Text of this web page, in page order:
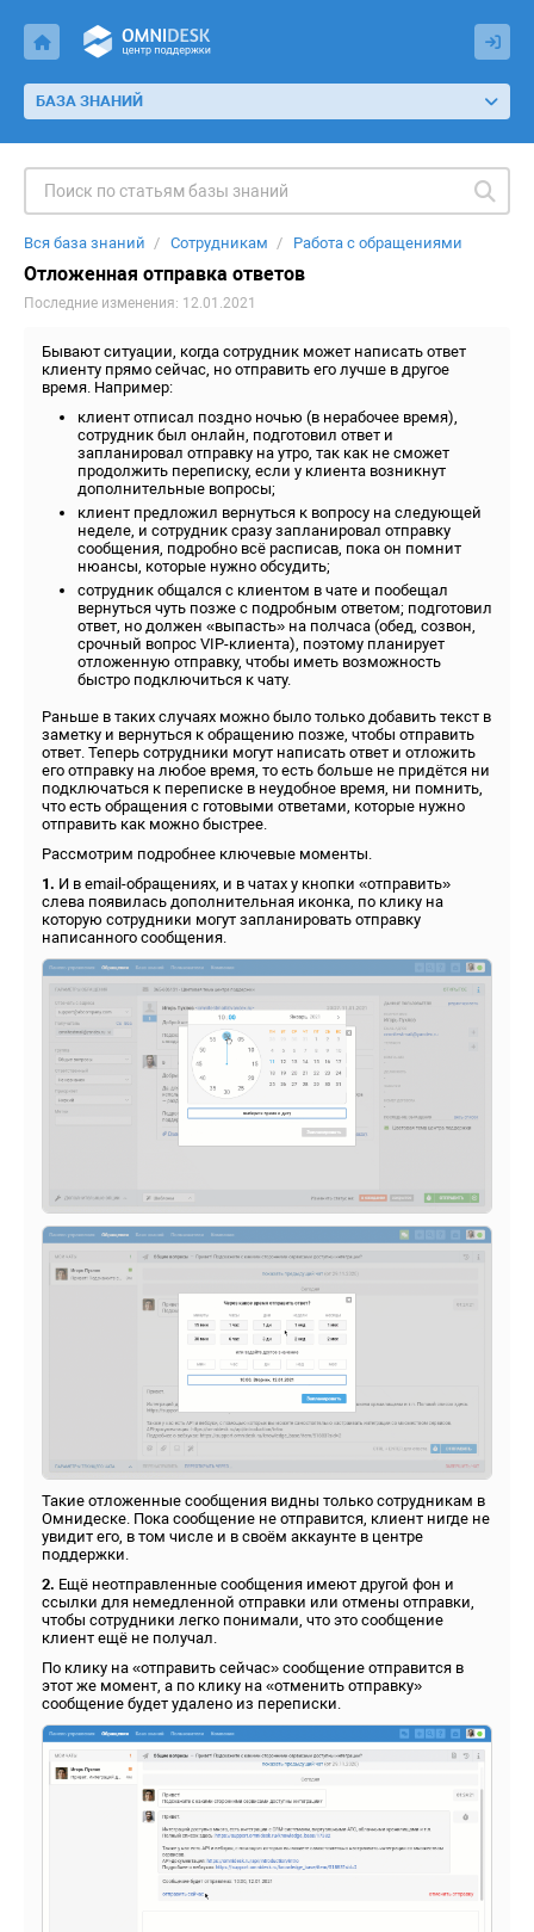
БАЗА ЗНАНИЙ
Вся база знаний Сотрудникам Работа с обращениями
Отложенная отправка ответов
Последние изменения: 12.01.2021
Бывают ситуации, когда сотрудник может написать ответ
клиенту прямо сейчас, но отправить его лучше в другое
время. Например:
клиент отписал поздно ночью (в нерабочее время),
сотрудник был онлайн, подготовил ответ и
запланировал отправку на утро, так как не сможет
продолжить переписку, если у клиента возникнут
дополнительные вопросы;
клиент предложил вернуться к вопросу на следующей
неделе, и сотрудник сразу запланировал отправку
сообщения, подробно всё расписав, пока он помнит
нюансы, которые нужно обсудить;
сотрудник общался с клиентом в чате и пообещал
вернуться чуть позже с подробным ответом; подготовил
ответ, но должен «выпасть» на полчаса (обед, созвон,
срочный вопрос VIP-клиента), поэтому планирует
отложенную отправку, чтобы иметь возможность
быстро подключиться к чату.
Раньше в таких случаях можно было только добавить текст в
заметку и вернуться к обращению позже, чтобы отправить
ответ. Теперь сотрудники могут написать ответ и отложить
его отправку на любое время, то есть больше не придётся ни
подключаться к переписке в неудобное время, ни помнить,
что есть обращения с готовыми ответами, которые нужно
отправить как можно быстрее.
Рассмотрим подробнее ключевые моменты.
1. И в email-обращениях, и в чатах у кнопки «отправить»
слева появилась дополнительная иконка, по клику на
которую сотрудники могут запланировать отправку
написанного сообщения.
Такие отложенные сообщения видны только сотрудникам в
Омнидеске. Пока сообщение не отправится, клиент нигде не
увидит его, в том числе и в своём аккаунте в центре
поддержки.
2. Ещё неотправленные сообщения имеют другой фон и
ссылки для немедленной отправки или отмены отправки,
чтобы сотрудники легко понимали, что это сообщение
клиент ещё не получал.
По клику на «отправить сейчас» сообщение отправится в
этот же момент, а по клику на «отменить отправку»
сообщение будет удалено из переписки.